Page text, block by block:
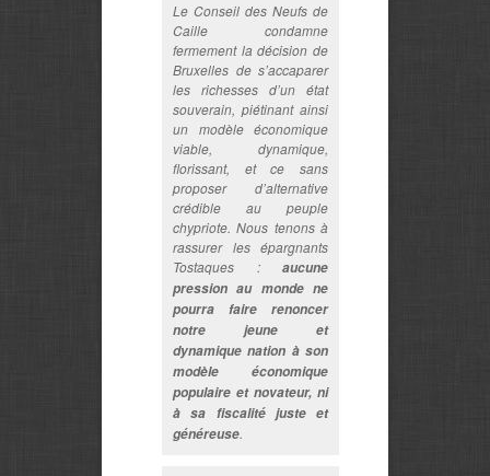
Le Conseil des Neufs de
Caille condamne
fermement la décision de
Bruxelles de s’accaparer
les richesses d’un état
souverain, piétinant ainsi
un modèle économique
viable, dynamique,
florissant, et ce sans
proposer d’alternative
crédible au peuple
chypriote. Nous tenons à
rassurer les épargnants
Tostaques : aucune
pression au monde ne
pourra faire renoncer
notre jeune et
dynamique nation à son
modèle économique
populaire et novateur, ni
à sa fiscalité juste et
généreuse.